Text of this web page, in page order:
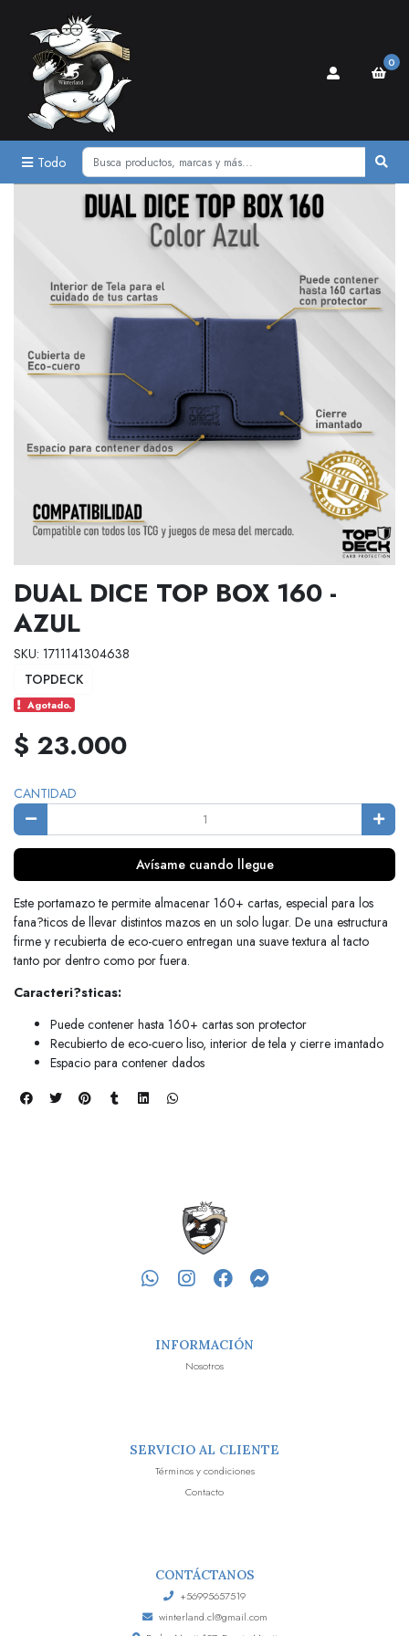
Todo
0
DUAL DICE TOP BOX 160 -
AZUL
SKU: 1711141304638
TOPDECK
Agotado.
$ 23.000
CANTIDAD
Avísame cuando llegue
Este portamazo te permite almacenar 160+ cartas, especial para los
fana?ticos de llevar distintos mazos en un solo lugar. De una estructura
firme y recubierta de eco-cuero entregan una suave textura al tacto
tanto por dentro como por fuera.
Caracteri?sticas:
Puede contener hasta 160+ cartas son protector
Recubierto de eco-cuero liso, interior de tela y cierre imantado
Espacio para contener dados
INFORMACIÓN
Nosotros
SERVICIO AL CLIENTE
Términos y condiciones
Contacto
CONTÁCTANOS
+56995657519
winterland.cl@gmail.com